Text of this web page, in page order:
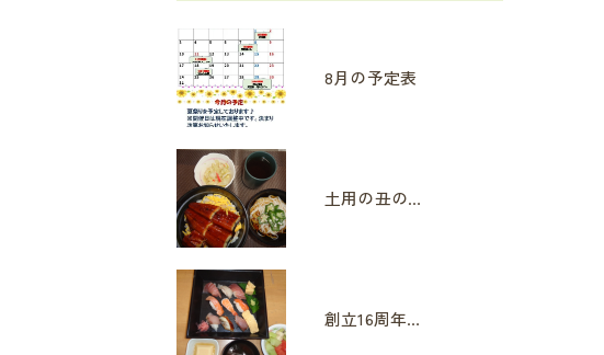
8月の予定表
土用の丑の日
創立16周年イベント